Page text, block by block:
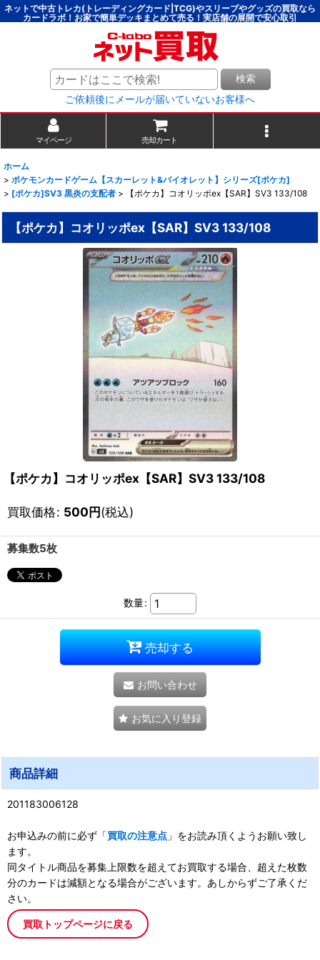
ネットで中古トレカ(トレーディングカード|TCG)やスリーブやグッズの買取なら
カードラボ！お家で簡単デッキまとめて売る！実店舗の展開で安心取引
検索
ご依頼後にメールが届いていないお客様へ
マイページ 売却カート
ホーム
> ポケモンカードゲーム【スカーレット&バイオレット】シリーズ[ポケカ]
> [ポケカ]SV3 黒炎の支配者 > 【ポケカ】コオリッポex【SAR】SV3 133/108
【ポケカ】コオリッポex【SAR】SV3 133/108
【ポケカ】コオリッポex【SAR】SV3 133/108
買取価格: 500円(税込)
募集数5枚
数量:
売却する
お問い合わせ
お気に入り登録
商品詳細
201183006128
お申込みの前に必ず「買取の注意点 」をお読み頂くようお願い致し
ます。
同タイトル商品を募集上限数を超えてお買取する場合、超えた枚数
分のカードは減額となる場合がございます。あしからずご了承くだ
さい。
買取トップページに戻る